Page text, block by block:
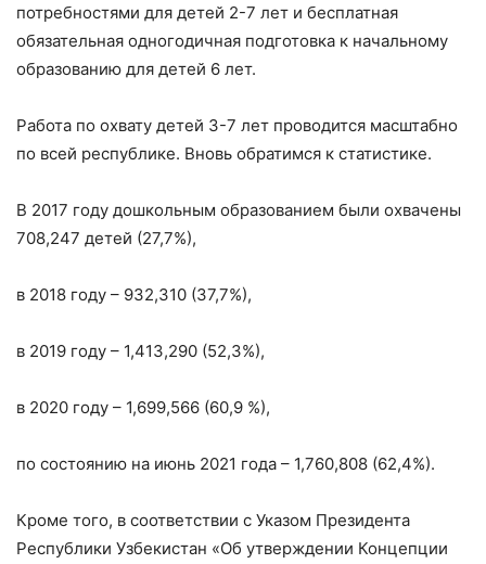
потребностями для детей 2-7 лет и бесплатная
обязательная одногодичная подготовка к начальному
образованию для детей 6 лет.
Работа по охвату детей 3-7 лет проводится масштабно
по всей республике. Вновь обратимся к статистике.
В 2017 году дошкольным образованием были охвачены
708,247 детей (27,7%),
в 2018 году – 932,310 (37,7%),
в 2019 году – 1,413,290 (52,3%),
в 2020 году – 1,699,566 (60,9 %),
по состоянию на июнь 2021 года – 1,760,808 (62,4%).
Кроме того, в соответствии с Указом Президента
Республики Узбекистан «Об утверждении Концепции